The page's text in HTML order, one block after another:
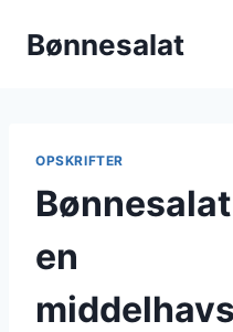
Bønnesalat
OPSKRIFTER
en